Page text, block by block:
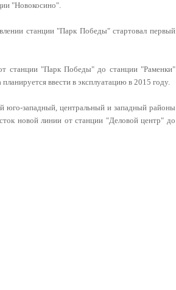
"Новокосино".
станции "Парк Победы" стартовал первый
станции "Парк Победы" до станции "Раменки"
ввести в эксплуатацию в 2015 году.
юго-западный, центральный и западный районы
новой линии от станции "Деловой центр" до